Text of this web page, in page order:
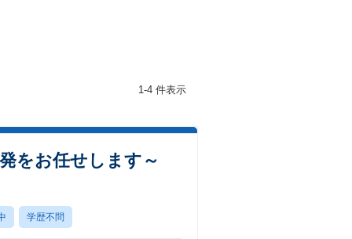
1-4 件表示
をお任せします～
学歴不問